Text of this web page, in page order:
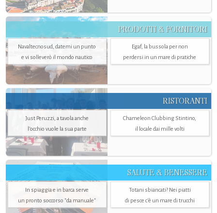
PRODOTTI & FORNITORI
Navaltecnosud, datemi un punto
e vi solleverò il mondo nautico
Egaf, la bussola per non
perdersi in un mare di pratiche
RISTORANTI
Just Peruzzi, a tavola anche
l’occhio vuole la sua parte
Chameleon Clubbing Stintino,
il locale dai mille volti
SALUTE & BENESSERE
In spiaggia e in barca serve
un pronto soccorso "da manuale"
Totani sbiancati? Nei piatti
di pesce c'è un mare di trucchi